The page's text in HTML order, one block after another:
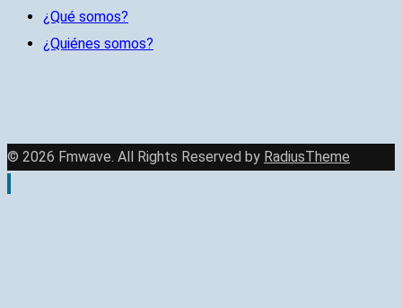
¿Qué somos?
¿Quiénes somos?
© 2026 Fmwave. All Rights Reserved by RadiusTheme